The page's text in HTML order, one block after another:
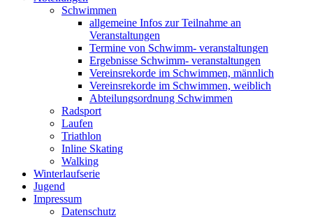
Schwimmen
allgemeine Infos zur Teilnahme an
Veranstaltungen
Termine von Schwimm- veranstaltungen
Ergebnisse Schwimm- veranstaltungen
Vereinsrekorde im Schwimmen, männlich
Vereinsrekorde im Schwimmen, weiblich
Abteilungsordnung Schwimmen
Radsport
Laufen
Triathlon
Inline Skating
Walking
Winterlaufserie
Jugend
Impressum
Datenschutz